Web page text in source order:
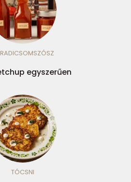
egyszerűen
TÓCSNI